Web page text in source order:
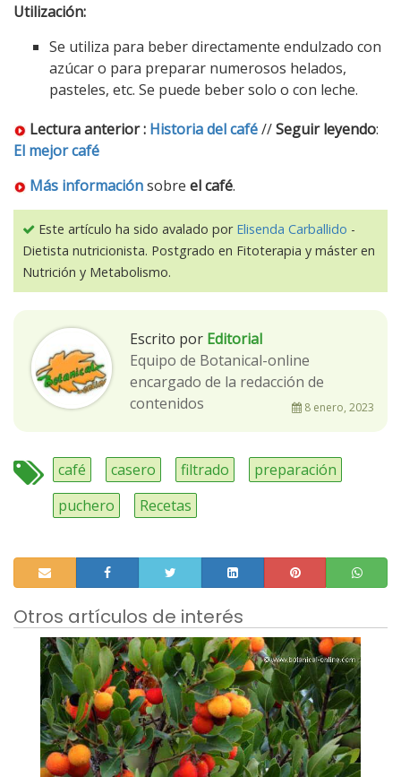
Utilización:
Se utiliza para beber directamente endulzado con
azúcar o para preparar numerosos helados,
pasteles, etc. Se puede beber solo o con leche.
Lectura anterior : Historia del café//Seguir leyendo:
El mejor café
Más informaciónsobre el café.
Este artículo ha sido avalado por Elisenda Carballido -
Dietista nutricionista. Postgrado en Fitoterapia y máster en
Nutrición y Metabolismo.
Escrito por Editorial
Equipo de Botanical-online
encargado de la redacción de
contenidos
8 enero, 2023
café casero filtrado
preparación
puchero
Recetas
Otros artículos de interés